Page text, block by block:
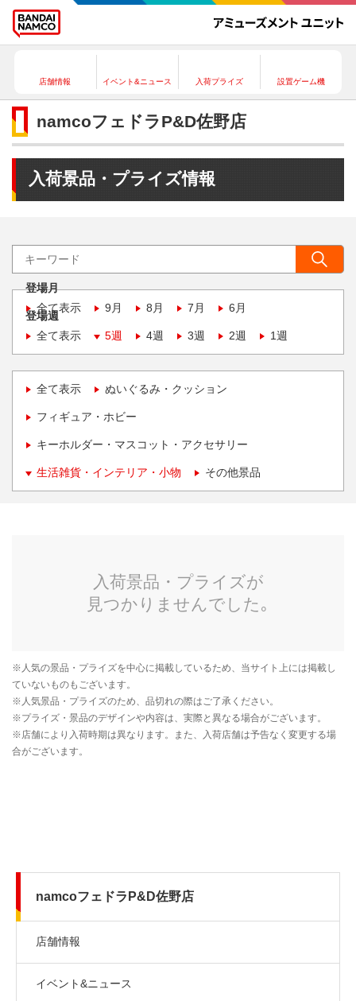
店舗情報 イベント&ニュース 入荷プライズ 設置ゲーム機
namcoフェドラP&D佐野店
入荷景品・プライズ情報
登場月
全て表示
9月 8月 7月 6月
登場週
全て表示
5週 4週 3週 2週 1週
全て表示 ぬいぐるみ・クッション
フィギュア・ホビー
キーホルダー・マスコット・アクセサリー
生活雑貨・インテリア・小物 その他景品
namcoフェドラP&D佐野店
店舗情報
イベント&ニュース